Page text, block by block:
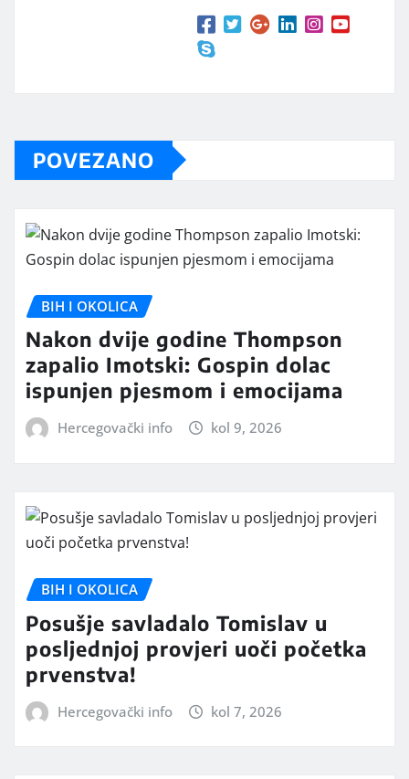
POVEZANO
BIH I OKOLICA
Nakon dvije godine Thompson
zapalio Imotski: Gospin dolac
ispunjen pjesmom i emocijama
Hercegovački info kol 9, 2026
BIH I OKOLICA
Posušje savladalo Tomislav u
posljednjoj provjeri uoči početka
prvenstva!
Hercegovački info kol 7, 2026